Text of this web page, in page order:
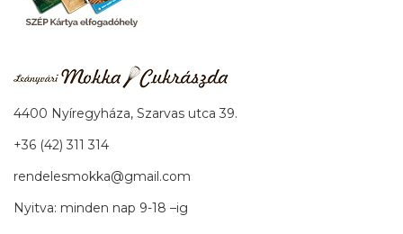
4400 Nyíregyháza, Szarvas utca 39.
+36 (42) 311 314
rendelesmokka@gmail.com
Nyitva: minden nap 9-18 –ig